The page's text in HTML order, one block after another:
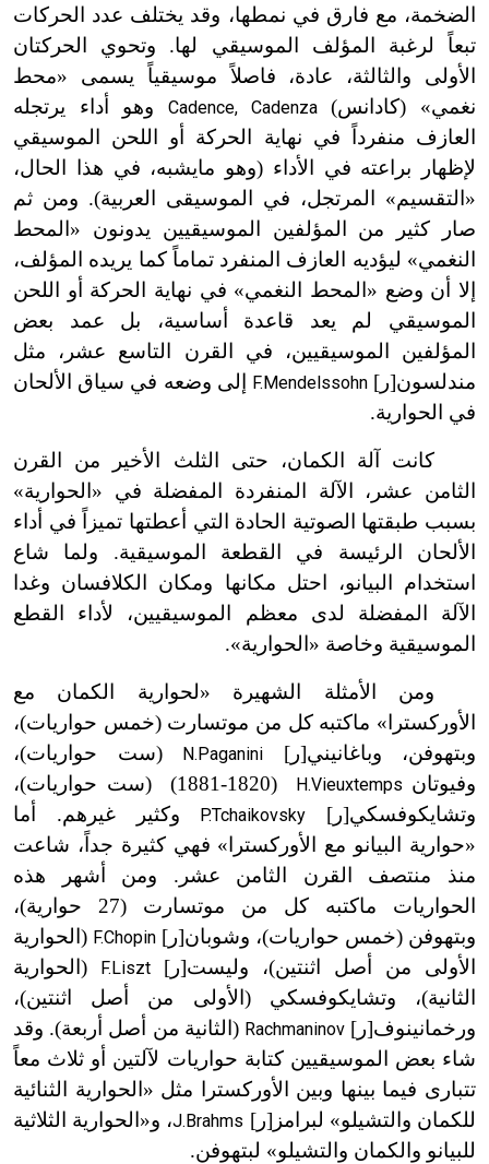
الضخمة، مع فارق في نمطها، وقد يختلف عدد الحركات
تبعاً لرغبة المؤلف الموسيقي لها. وتحوي الحركتان
الأولى والثالثة، عادة، فاصلاً موسيقياً يسمى «محط
نغمي» (كادانس)Cadence, Cadenza وهو أداء يرتجله
العازف منفرداً في نهاية الحركة أو اللحن الموسيقي
لإظهار براعته في الأداء (وهو مايشبه، في هذا الحال،
«التقسيم» المرتجل، في الموسيقى العربية). ومن ثم
صار كثير من المؤلفين الموسيقيين يدونون «المحط
النغمي» ليؤديه العازف المنفرد تماماً كما يريده المؤلف،
إلا أن وضع «المحط النغمي» في نهاية الحركة أو اللحن
الموسيقي لم يعد قاعدة أساسية، بل عمد بعض
المؤلفين الموسيقيين، في القرن التاسع عشر، مثل
مندلسون[ر]F.Mendelssohn
إلى وضعه في سياق الألحان
في الحوارية.
كانت آلة الكمان، حتى الثلث الأخير من القرن
الثامن عشر، الآلة المنفردة المفضلة في «الحوارية»
بسبب طبقتها الصوتية الحادة التي أعطتها تميزاً في أداء
الألحان الرئيسة في القطعة الموسيقية. ولما شاع
استخدام البيانو، احتل مكانها ومكان الكلافسان وغدا
الآلة المفضلة لدى معظم الموسيقيين، لأداء القطع
الموسيقية وخاصة «الحوارية».
ومن الأمثلة الشهيرة «لحوارية الكمان مع
الأوركسترا» ماكتبه كل من موتسارت (خمس حواريات)،
وبتهوفن، وباغانيني[ر] N.Paganini
(ست حواريات)،
وفيوتان H.Vieuxtemps
(1820-
1881)
(ست حواريات)،
وتشايكوفسكي[ر] P.Tchaikovsky
وكثير غيرهم. أما
«حوارية البيانو مع الأوركسترا» فهي كثيرة جداً، شاعت
منذ منتصف القرن الثامن عشر. ومن أشهر هذه
الحواريات ماكتبه كل من موتسارت (27 حوارية)،
وبتهوفن (خمس حواريات)، وشوبان[ر] F.Chopin (الحوارية
الأولى من أصل اثنتين)، وليست[ر] F.Liszt
(الحوارية
الثانية)، وتشايكوفسكي (الأولى من أصل اثنتين)،
ورخمانينوف[ر]Rachmaninov (الثانية من أصل أربعة). وقد
شاء بعض الموسيقيين كتابة حواريات لآلتين أو ثلاث معاً
تتبارى فيما بينها وبين الأوركسترا مثل «الحوارية الثنائية
للكمان والتشيلو» لبرامز[ر] J.Brahms، و«الحوارية الثلاثية
للبيانو والكمان والتشيلو» لبتهوفن.